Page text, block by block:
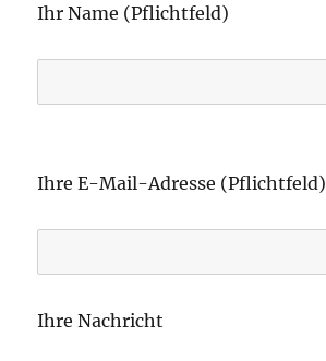
Ihr Name (Pflichtfeld)
i
e
a
Ihre E-Mail-Adresse (Pflichtfeld)
Ihre Nachricht